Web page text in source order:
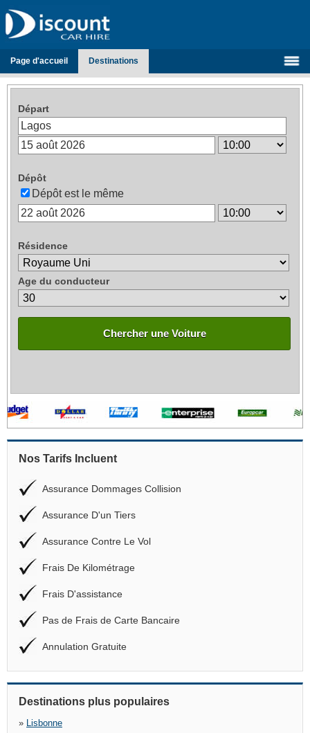
Page d'accueil Destinations
Départ
Dépôt
Dépôt est le même
Résidence
Age du conducteur
Chercher une Voiture
Nos Tarifs Incluent
Assurance Dommages Collision
Assurance D'un Tiers
Assurance Contre Le Vol
Frais De Kilométrage
Frais D'assistance
Pas de Frais de Carte Bancaire
Annulation Gratuite
Destinations plus populaires
» Lisbonne